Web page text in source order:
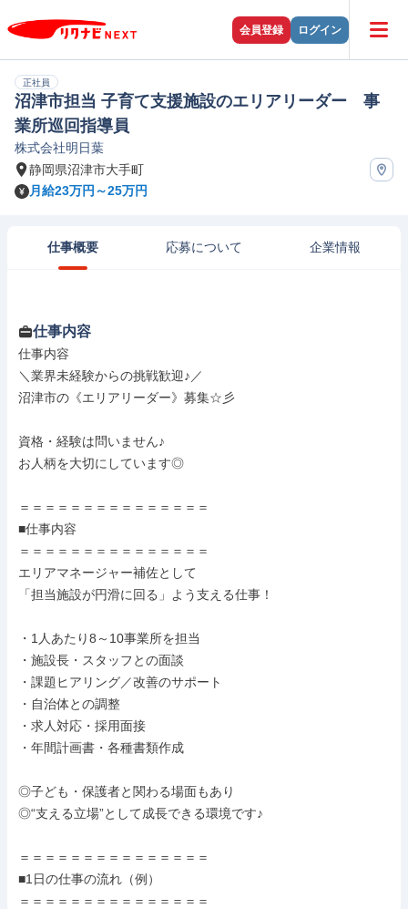
会員登録 ログイン
正社員
沼津市担当 子育て支援施設のエリアリーダー 事
業所巡回指導員
株式会社明日葉
静岡県沼津市大手町
月給23万円～25万円
仕事概要 応募について 企業情報
仕事内容
仕事内容
＼業界未経験からの挑戦歓迎♪／
沼津市の《エリアリーダー》募集☆彡
資格・経験は問いません♪
お人柄を大切にしています◎
＝＝＝＝＝＝＝＝＝＝＝＝＝＝＝
■仕事内容
＝＝＝＝＝＝＝＝＝＝＝＝＝＝＝
エリアマネージャー補佐として
「担当施設が円滑に回る」よう支える仕事！
・1人あたり8～10事業所を担当
・施設長・スタッフとの面談
・課題ヒアリング／改善のサポート
・自治体との調整
・求人対応・採用面接
・年間計画書・各種書類作成
◎子ども・保護者と関わる場面もあり
◎“支える立場”として成長できる環境です♪
＝＝＝＝＝＝＝＝＝＝＝＝＝＝＝
■1日の仕事の流れ（例）
＝＝＝＝＝＝＝＝＝＝＝＝＝＝＝